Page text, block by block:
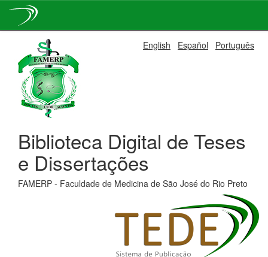
navigation
English Español Português
Biblioteca Digital de Teses
e Dissertações
FAMERP - Faculdade de Medicina de São José do Rio Preto